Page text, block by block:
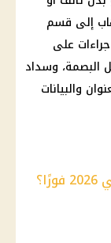
إلى قسم
على
البصمة، وسداد
والبيانات